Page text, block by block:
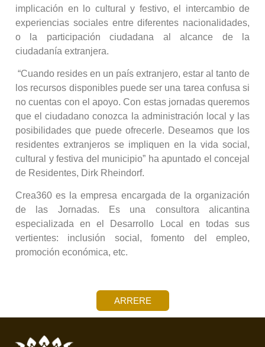
implicación en lo cultural y festivo, el intercambio de
experiencias sociales entre diferentes nacionalidades,
o la participación ciudadana al alcance de la
ciudadanía extranjera.
“Cuando resides en un país extranjero, estar al tanto de
los recursos disponibles puede ser una tarea confusa si
no cuentas con el apoyo. Con estas jornadas queremos
que el ciudadano conozca la administración local y las
posibilidades que puede ofrecerle. Deseamos que los
residentes extranjeros se impliquen en la vida social,
cultural y festiva del municipio” ha apuntado el concejal
de Residentes, Dirk Rheindorf.
Crea360 es la empresa encargada de la organización
de las Jornadas. Es una consultora alicantina
especializada en el Desarrollo Local en todas sus
vertientes: inclusión social, fomento del empleo,
promoción económica, etc.
ARRERE